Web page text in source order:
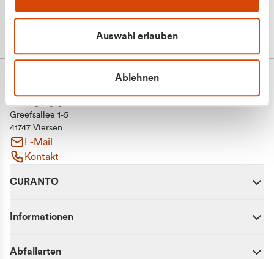
Auswahl erlauben
Ablehnen
Greefsallee 1-5
41747 Viersen
E-Mail
Kontakt
CURANTO
Informationen
Abfallarten